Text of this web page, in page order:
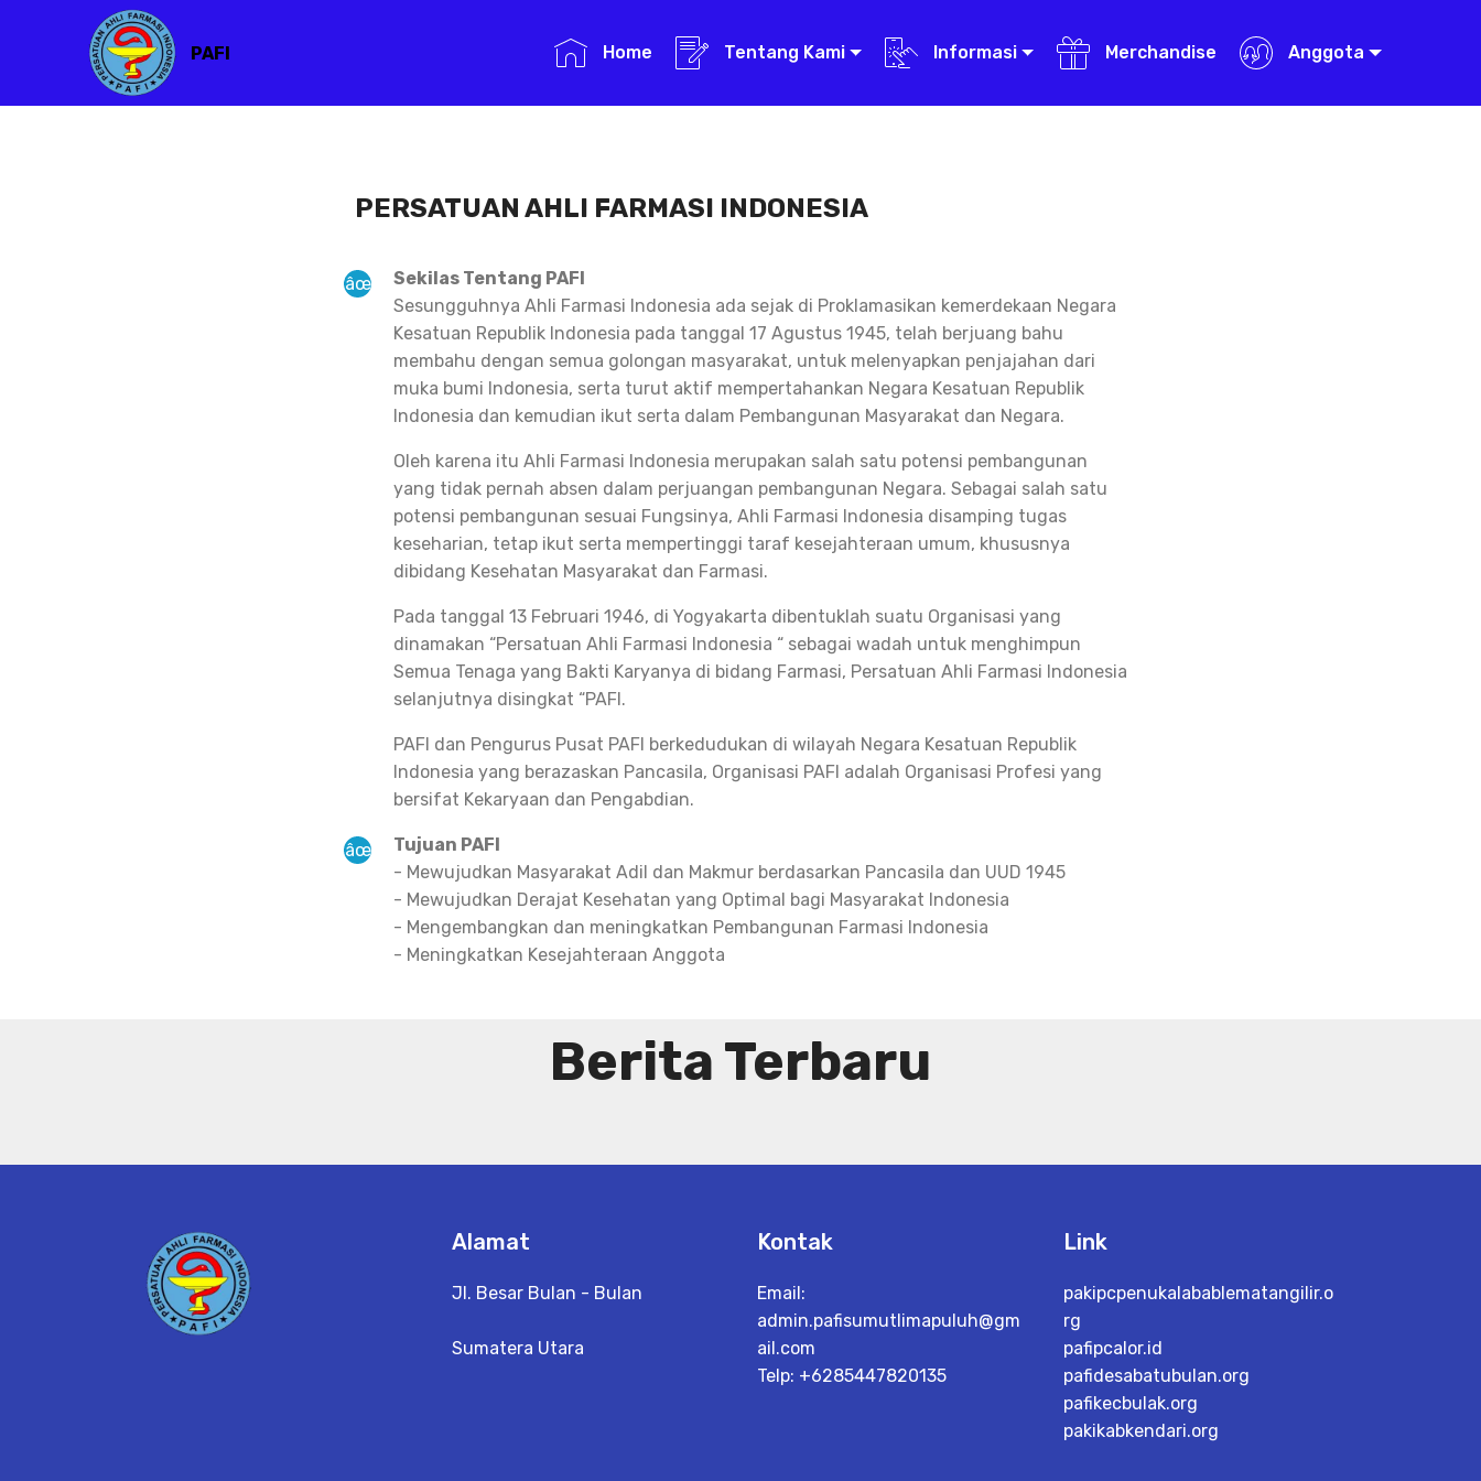
PAFI Home Tentang Kami Informasi Merchandise Anggota
PERSATUAN AHLI FARMASI INDONESIA
Sekilas Tentang PAFI
Sesungguhnya Ahli Farmasi Indonesia ada sejak di Proklamasikan kemerdekaan Negara
Kesatuan Republik Indonesia pada tanggal 17 Agustus 1945, telah berjuang bahu
membahu dengan semua golongan masyarakat, untuk melenyapkan penjajahan dari
muka bumi Indonesia, serta turut aktif mempertahankan Negara Kesatuan Republik
Indonesia dan kemudian ikut serta dalam Pembangunan Masyarakat dan Negara.
Oleh karena itu Ahli Farmasi Indonesia merupakan salah satu potensi pembangunan
yang tidak pernah absen dalam perjuangan pembangunan Negara. Sebagai salah satu
potensi pembangunan sesuai Fungsinya, Ahli Farmasi Indonesia disamping tugas
keseharian, tetap ikut serta mempertinggi taraf kesejahteraan umum, khususnya
dibidang Kesehatan Masyarakat dan Farmasi.
Pada tanggal 13 Februari 1946, di Yogyakarta dibentuklah suatu Organisasi yang
dinamakan “Persatuan Ahli Farmasi Indonesia “ sebagai wadah untuk menghimpun
Semua Tenaga yang Bakti Karyanya di bidang Farmasi, Persatuan Ahli Farmasi Indonesia
selanjutnya disingkat “PAFI.
PAFI dan Pengurus Pusat PAFI berkedudukan di wilayah Negara Kesatuan Republik
Indonesia yang berazaskan Pancasila, Organisasi PAFI adalah Organisasi Profesi yang
bersifat Kekaryaan dan Pengabdian.
Tujuan PAFI
- Mewujudkan Masyarakat Adil dan Makmur berdasarkan Pancasila dan UUD 1945
- Mewujudkan Derajat Kesehatan yang Optimal bagi Masyarakat Indonesia
- Mengembangkan dan meningkatkan Pembangunan Farmasi Indonesia
- Meningkatkan Kesejahteraan Anggota
Berita Terbaru
Alamat
Jl. Besar Bulan - Bulan
Sumatera Utara
Kontak
Email:
admin.pafisumutlimapuluh@gm
ail.com
Telp: +6285447820135
Link
pakipcpenukalabablematangilir.o
rg
pafipcalor.id
pafidesabatubulan.org
pafikecbulak.org
pakikabkendari.org